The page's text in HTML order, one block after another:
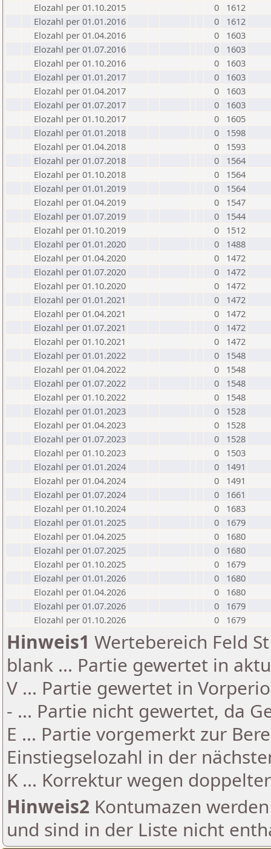
Elozahl per 01.10.2015
0
1612
Elozahl per 01.01.2016
0
1612
Elozahl per 01.04.2016
0
1603
Elozahl per 01.07.2016
0
1603
Elozahl per 01.10.2016
0
1603
Elozahl per 01.01.2017
0
1603
Elozahl per 01.04.2017
0
1603
Elozahl per 01.07.2017
0
1603
Elozahl per 01.10.2017
0
1605
Elozahl per 01.01.2018
0
1598
Elozahl per 01.04.2018
0
1593
Elozahl per 01.07.2018
0
1564
Elozahl per 01.10.2018
0
1564
Elozahl per 01.01.2019
0
1564
Elozahl per 01.04.2019
0
1547
Elozahl per 01.07.2019
0
1544
Elozahl per 01.10.2019
0
1512
Elozahl per 01.01.2020
0
1488
Elozahl per 01.04.2020
0
1472
Elozahl per 01.07.2020
0
1472
Elozahl per 01.10.2020
0
1472
Elozahl per 01.01.2021
0
1472
Elozahl per 01.04.2021
0
1472
Elozahl per 01.07.2021
0
1472
Elozahl per 01.10.2021
0
1472
Elozahl per 01.01.2022
0
1548
Elozahl per 01.04.2022
0
1548
Elozahl per 01.07.2022
0
1548
Elozahl per 01.10.2022
0
1548
Elozahl per 01.01.2023
0
1528
Elozahl per 01.04.2023
0
1528
Elozahl per 01.07.2023
0
1528
Elozahl per 01.10.2023
0
1503
Elozahl per 01.01.2024
0
1491
Elozahl per 01.04.2024
0
1491
Elozahl per 01.07.2024
0
1661
Elozahl per 01.10.2024
0
1683
Elozahl per 01.01.2025
0
1679
Elozahl per 01.04.2025
0
1680
Elozahl per 01.07.2025
0
1680
Elozahl per 01.10.2025
0
1679
Elozahl per 01.01.2026
0
1680
Elozahl per 01.04.2026
0
1680
Elozahl per 01.07.2026
0
1679
Elozahl per 01.10.2026
0 1679
Hinweis1 Wertebereich Feld
blank ... Partie gewertet in
V ... Partie gewertet in
- ... Partie nicht gewertet, da
E ... Partie vorgemerkt zur
Einstiegselozahl in der
K ... Korrektur wegen
Hinweis2 Kontumazen
und sind in der Liste nicht